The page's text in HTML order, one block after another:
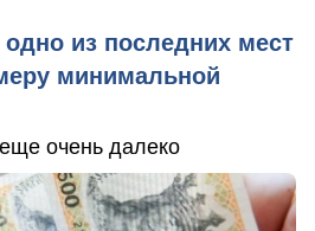
из последних мест
минимальной
очень далеко